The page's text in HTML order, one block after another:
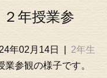
年授業参
年02月14日
2年生
参観の様子です。